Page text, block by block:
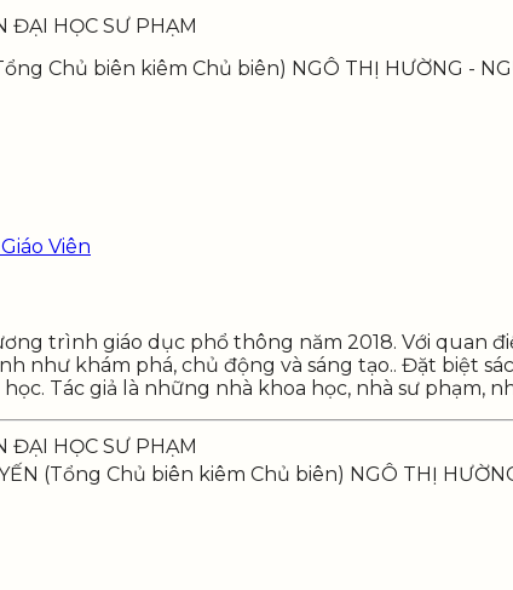
ĐẠI HỌC SƯ PHẠM
Chủ biên kiêm Chủ biên) NGÔ THỊ HƯỜNG -
Viên
trình giáo dục phổ thông năm 2018. Với quan
như khám phá, chủ động và sáng tạo.. Đặt biệt
Tác giả là những nhà khoa học, nhà sư phạm,
ĐẠI HỌC SƯ PHẠM
(Tổng Chủ biên kiêm Chủ biên) NGÔ THỊ